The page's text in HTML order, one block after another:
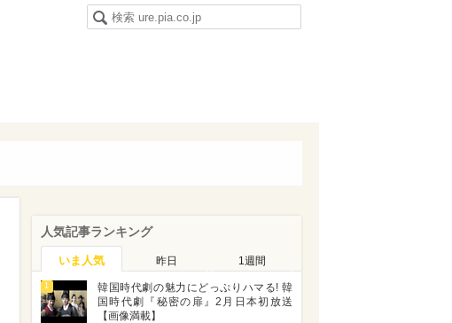
人気記事ランキング
いま人気 昨日 1週間
1
韓国時代劇の魅力にどっぷりハマる! 韓
国時代劇『秘密の扉』2月日本初放送
【画像満載】